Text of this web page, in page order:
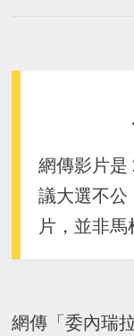
網傳影片是
議大選不公
片，並非馬
網傳「委內瑞